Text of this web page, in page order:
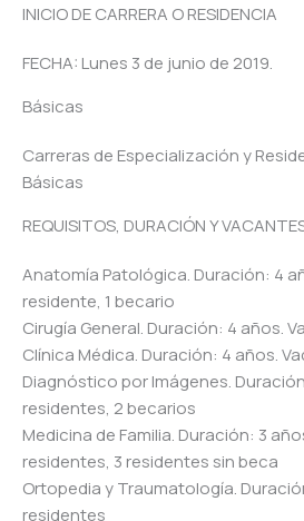
INICIO DE CARRERA O RESIDENCIA
FECHA: Lunes 3 de junio de 2019.
Básicas
Carreras de Especialización y
Básicas
REQUISITOS, DURACIÓN Y
Anatomía Patológica. Duración: 4
residente, 1 becario
Cirugía General. Duración: 4 años.
Clínica Médica. Duración: 4 años.
Diagnóstico por Imágenes.
residentes, 2 becarios
Medicina de Familia. Duración: 3
residentes, 3 residentes sin beca
Ortopedia y Traumatología.
residentes